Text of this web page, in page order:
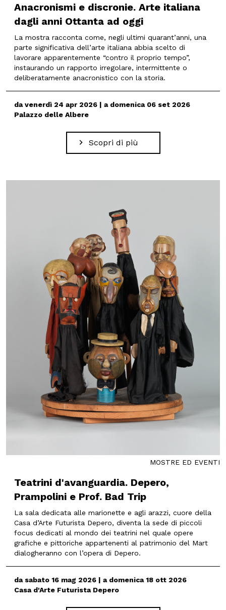
Anacronismi e discronie. Arte italiana
dagli anni Ottanta ad oggi
La mostra racconta come, negli ultimi quarant’anni, una
parte significativa dell’arte italiana abbia scelto di
lavorare apparentemente “contro il proprio tempo”,
instaurando un rapporto irregolare, intermittente o
deliberatamente anacronistico con la storia.
da venerdì 24 apr 2026 | a domenica 06 set 2026
Palazzo delle Albere
Scopri di più
MOSTRE ED EVENTI
Teatrini d'avanguardia. Depero,
Prampolini e Prof. Bad Trip
La sala dedicata alle marionette e agli arazzi, cuore della
Casa d’Arte Futurista Depero, diventa la sede di piccoli
focus dedicati al mondo dei teatrini nel quale opere
grafiche e pittoriche appartenenti al patrimonio del Mart
dialogheranno con l’opera di Depero.
da sabato 16 mag 2026 | a domenica 18 ott 2026
Casa d'Arte Futurista Depero